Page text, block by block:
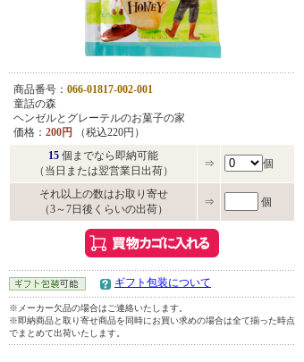
商品番号： 066-01817-002-001
童話の森
ヘンゼルとグレーテルのお菓子の家
価格： 200円
（税込220円）
15 個までなら即納可能
（当日または翌営業日出荷）
⇒ 個
それ以上の数はお取り寄せ
（3～7日後くらいの出荷）
⇒ 個
ギフト包装について
※メーカー欠品の場合はご連絡いたします。
※即納商品と取り寄せ商品を同時にお買い求めの場合は全て揃った時点
でまとめて出荷いたします。